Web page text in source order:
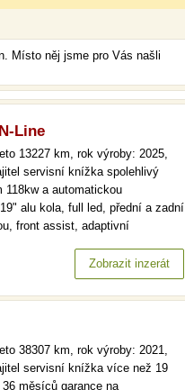
Místo něj jsme pro Vás našli
Line
13227 km, rok výroby: 2025,
servisní knížka spolehlivý
118kw a automatickou
alu kola, full led, přední a zadní
front assist, adaptivní
mrtvého úhlu, vyhřívané…
Zobrazit inzerát
38307 km, rok výroby: 2021,
servisní knížka více než 19
měsíců garance na